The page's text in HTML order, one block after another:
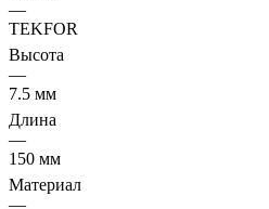
—
TEKFOR
Высота
—
7.5 мм
Длина
—
150 мм
Материал
—